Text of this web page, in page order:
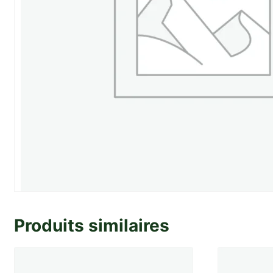
Produits similaires